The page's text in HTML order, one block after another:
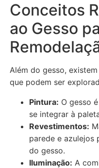
Conceitos
ao Gesso
Além do gesso,
que podem ser
Pintura: O gesso
se integrar à
Revestimentos:
parede e azulejos
do gesso.
Iluminação: A